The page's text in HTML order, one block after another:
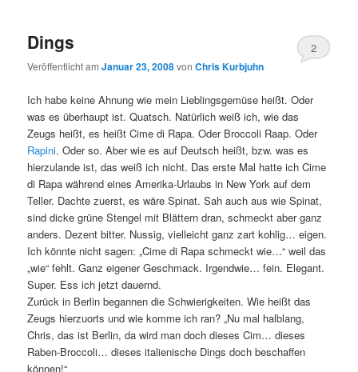
Dings
Veröffentlicht amJanuar 23, 2008vonChris Kurbjuhn
2
Ich habe keine Ahnung wie mein Lieblingsgemüse heißt. Oder
was es überhaupt ist. Quatsch. Natürlich weiß ich, wie das
Zeugs heißt, es heißt Cime di Rapa. Oder Broccoli Raap. Oder
Rapini. Oder so. Aber wie es auf Deutsch heißt, bzw. was es
hierzulande ist, das weiß ich nicht. Das erste Mal hatte ich Cime
di Rapa während eines Amerika-Urlaubs in New York auf dem
Teller. Dachte zuerst, es wäre Spinat. Sah auch aus wie Spinat,
sind dicke grüne Stengel mit Blättern dran, schmeckt aber ganz
anders. Dezent bitter. Nussig, vielleicht ganz zart kohlig… eigen.
Ich könnte nicht sagen: „Cime di Rapa schmeckt wie…“ weil das
„wie“ fehlt. Ganz eigener Geschmack. Irgendwie… fein. Elegant.
Super. Ess ich jetzt dauernd.
Zurück in Berlin begannen die Schwierigkeiten. Wie heißt das
Zeugs hierzuorts und wie komme ich ran? „Nu mal halblang,
Chris, das ist Berlin, da wird man doch dieses Cim… dieses
Raben-Broccoli… dieses italienische Dings doch beschaffen
können!“